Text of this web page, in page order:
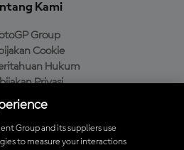
Kami
Group
Cookie
Hukum
Privasi
Pembelian
Group and its suppliers use
to measure your interactions